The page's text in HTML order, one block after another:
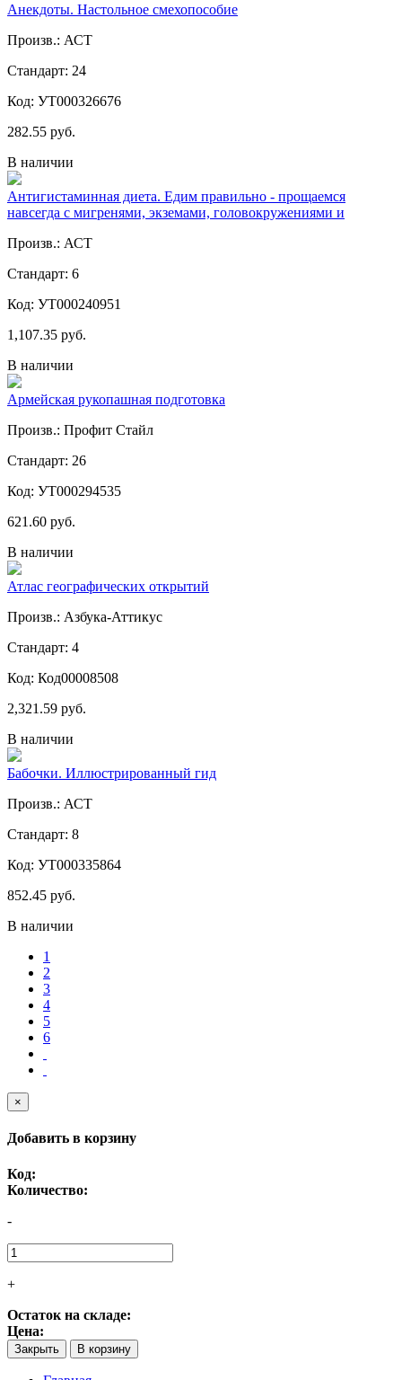
Анекдоты. Настольное смехопособие
Произв.: АСТ
Стандарт: 24
Код: УТ000326676
282.55 руб.
В наличии
Антигистаминная диета. Едим правильно - прощаемся
навсегда с мигренями, экземами, головокружениями и
Произв.: АСТ
Стандарт: 6
Код: УТ000240951
1,107.35 руб.
В наличии
Армейская рукопашная подготовка
Произв.: Профит Стайл
Стандарт: 26
Код: УТ000294535
621.60 руб.
В наличии
Атлас географических открытий
Произв.: Азбука-Аттикус
Стандарт: 4
Код: Код00008508
2,321.59 руб.
В наличии
Бабочки. Иллюстрированный гид
Произв.: АСТ
Стандарт: 8
Код: УТ000335864
852.45 руб.
В наличии
1
2
3
4
5
6
×
Добавить в корзину
Код:
Количество:
-
+
Остаток на складе:
Цена:
Закрыть В корзину